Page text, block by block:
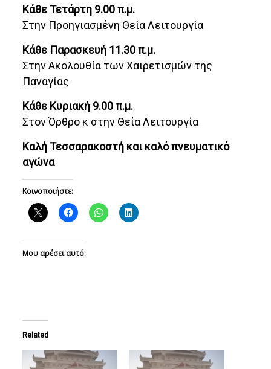
Κάθε Τετάρτη 9.00 π.μ.
Στην Προηγιασμένη Θεία Λειτουργία
Κάθε Παρασκευή 11.30 π.μ.
Στην Ακολουθία των Χαιρετισμών της
Παναγίας
Κάθε Κυριακή 9.00 π.μ.
Στον Όρθρο κ στην Θεία Λειτουργία
Καλή Τεσσαρακοστή και καλό πνευματικό
αγώνα
Κοινοποιήστε:
Μου αρέσει αυτό:
Related